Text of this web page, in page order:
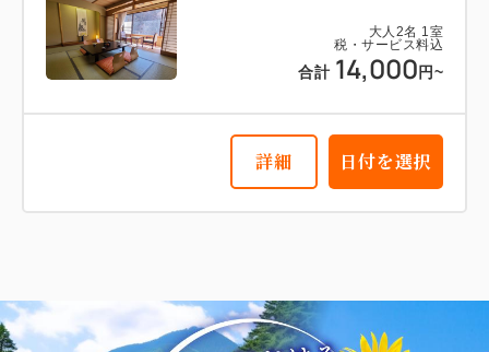
大人 2名 1 室
税・サービス料込
合計 14,000円~
詳細 日付を選択